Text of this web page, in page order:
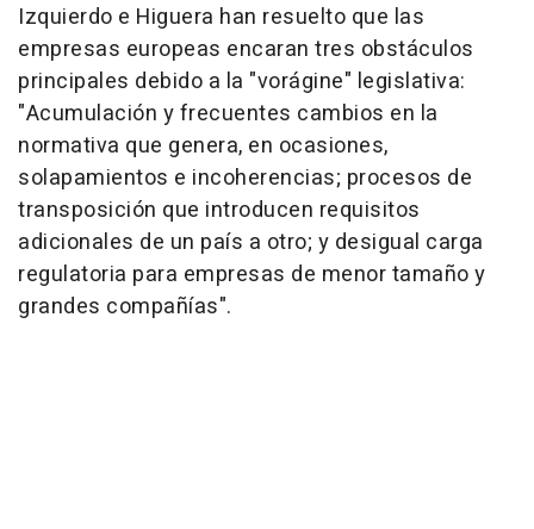
Izquierdo e Higuera han resuelto que las
empresas europeas encaran tres obstáculos
principales debido a la "vorágine" legislativa:
"Acumulación y frecuentes cambios en la
normativa que genera, en ocasiones,
solapamientos e incoherencias; procesos de
transposición que introducen requisitos
adicionales de un país a otro; y desigual carga
regulatoria para empresas de menor tamaño y
grandes compañías".